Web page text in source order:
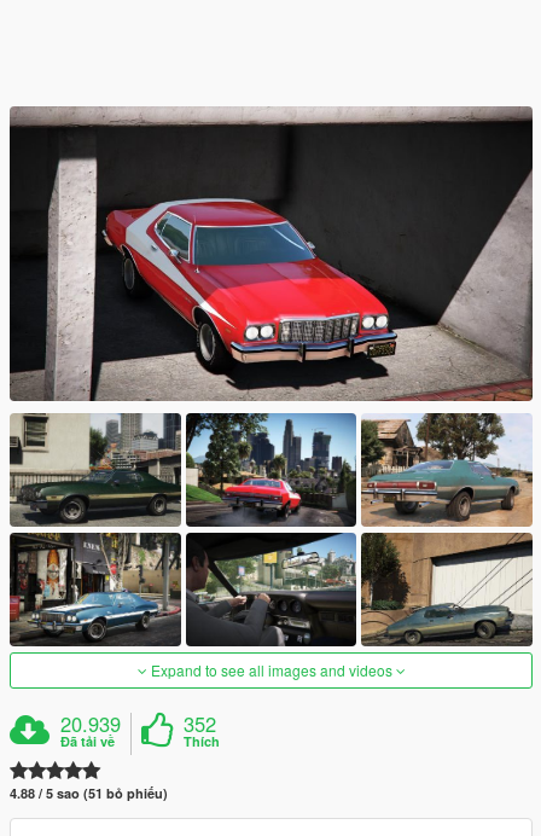
Expand to see all images and videos
20.939
Đã tải về
352
Thích
4.88 / 5 sao (51 bỏ phiếu)